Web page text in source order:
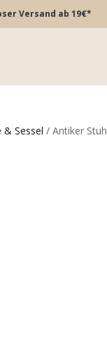
Versand ab 19€*
& Sessel / Antiker